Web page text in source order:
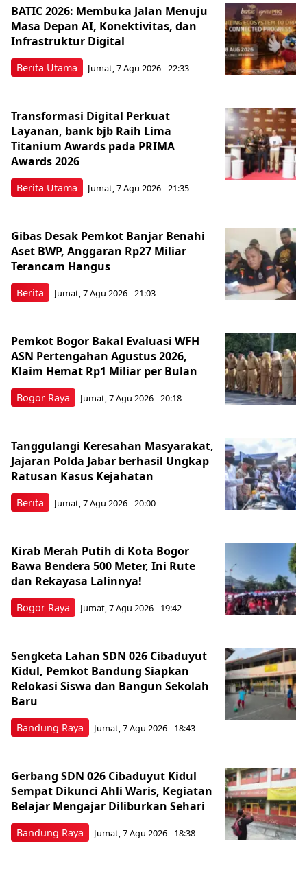
Berita Utama
BATIC 2026: Membuka Jalan Menuju
Masa Depan AI, Konektivitas, dan
Infrastruktur Digital
Jumat, 7 Agu 2026 - 22:33
Berita Utama
Transformasi Digital Perkuat
Layanan, bank bjb Raih Lima
Titanium Awards pada PRIMA
Awards 2026
Jumat, 7 Agu 2026 - 21:35
Berita
Gibas Desak Pemkot Banjar Benahi
Aset BWP, Anggaran Rp27 Miliar
Terancam Hangus
Jumat, 7 Agu 2026 - 21:03
Bogor Raya
Pemkot Bogor Bakal Evaluasi WFH
ASN Pertengahan Agustus 2026,
Klaim Hemat Rp1 Miliar per Bulan
Jumat, 7 Agu 2026 - 20:18
Berita
Tanggulangi Keresahan Masyarakat,
Jajaran Polda Jabar berhasil Ungkap
Ratusan Kasus Kejahatan
Jumat, 7 Agu 2026 - 20:00
Bogor Raya
Kirab Merah Putih di Kota Bogor
Bawa Bendera 500 Meter, Ini Rute
dan Rekayasa Lalinnya!
Jumat, 7 Agu 2026 - 19:42
Bandung Raya
Sengketa Lahan SDN 026 Cibaduyut
Kidul, Pemkot Bandung Siapkan
Relokasi Siswa dan Bangun Sekolah
Baru
Jumat, 7 Agu 2026 - 18:43
Bandung Raya
Gerbang SDN 026 Cibaduyut Kidul
Sempat Dikunci Ahli Waris, Kegiatan
Belajar Mengajar Diliburkan Sehari
Jumat, 7 Agu 2026 - 18:38